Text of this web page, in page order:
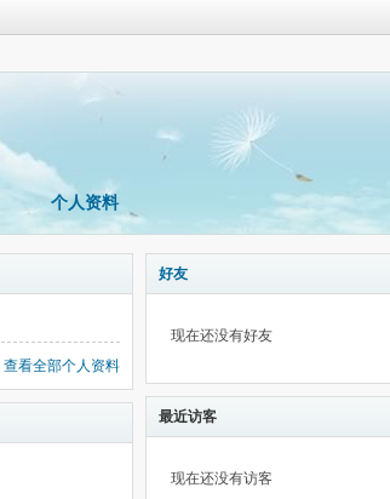
个人资料
查看全部个人资料
好友
现在还没有好友
最近访客
现在还没有访客